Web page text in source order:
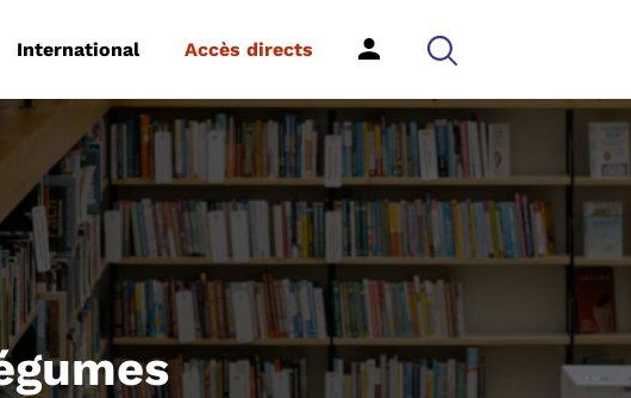
International Accès directs